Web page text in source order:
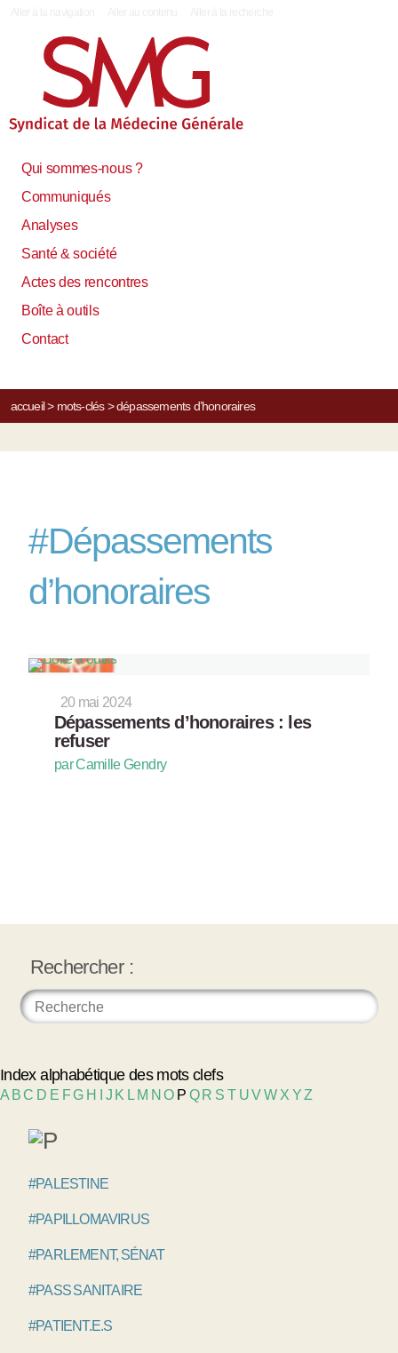
Qui sommes-nous ?
Communiqués
Analyses
Santé & société
Actes des rencontres
Boîte à outils
Contact
accueil> mots-clés> dépassements d’honoraires
#Dépassements
d’honoraires
20 mai 2024
Dépassements d’honoraires : les
refuser
par Camille Gendry
Rechercher :
Index alphabétique des mots clefs
A BC D E FG H J K L M NO P Q R S T UVW X YZ
#PALESTINE
#PAPILLOMAVIRUS
#PARLEMENT, SÉNAT
#PASS SANITAIRE
#PATIENT.E.S